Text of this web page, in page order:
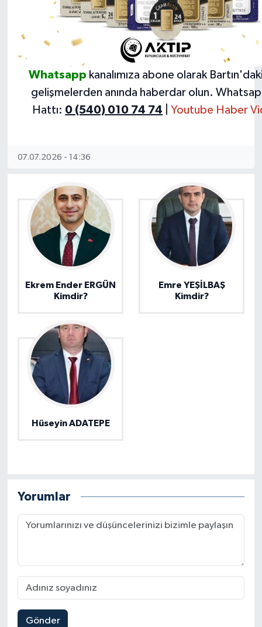
Whatsapp kanalımıza abone olarak
gelişmelerden anında haberdar olun.
Hattı: 0 (540) 010 74 74 Youtube Haber
07.07.2026 - 14:36
Ekrem Ender ERGÜN
Kimdir?
Emre YEŞİLBAŞ
Kimdir?
Hüseyin ADATEPE
Yorumlar
Gönder